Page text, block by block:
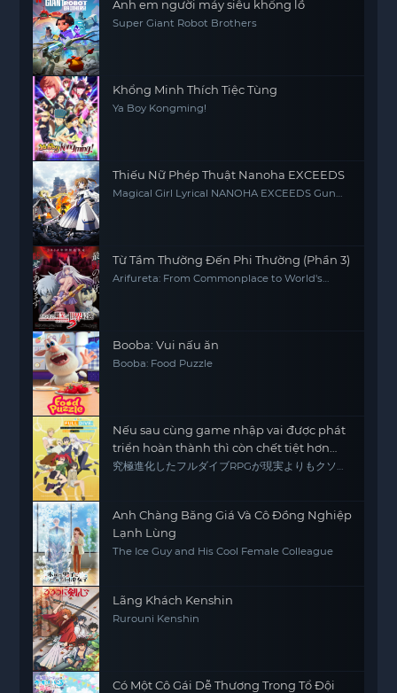
Anh em người máy siêu khổng lồ
Super Giant Robot Brothers
Khổng Minh Thích Tiệc Tùng
Ya Boy Kongming!
Thiếu Nữ Phép Thuật Nanoha EXCEEDS
Magical Girl Lyrical NANOHA EXCEEDS Gun
Từ Tầm Thường Đến Phi Thường (Phần 3)
Arifureta: From Commonplace to World's
Booba: Vui nấu ăn
Booba: Food Puzzle
Nếu sau cùng game nhập vai được phát
triển hoàn thành thì còn chết tiệt hơn
thực tế
究極進化したフルダイブRPGが現実よりもクソゲ
Anh Chàng Băng Giá Và Cô Đồng Nghiệp
Lạnh Lùng
The Ice Guy and His Cool Female Colleague
Lãng Khách Kenshin
Rurouni Kenshin
Có Một Cô Gái Dễ Thương Trong Tổ Đội